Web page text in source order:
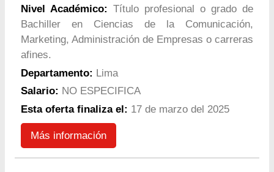
Nivel Académico: Título profesional o grado de
Bachiller en Ciencias de la Comunicación,
Marketing, Administración de Empresas o carreras
afines.
Departamento: Lima
Salario: NO ESPECIFICA
Esta oferta finaliza el: 17 de marzo del 2025
Más información